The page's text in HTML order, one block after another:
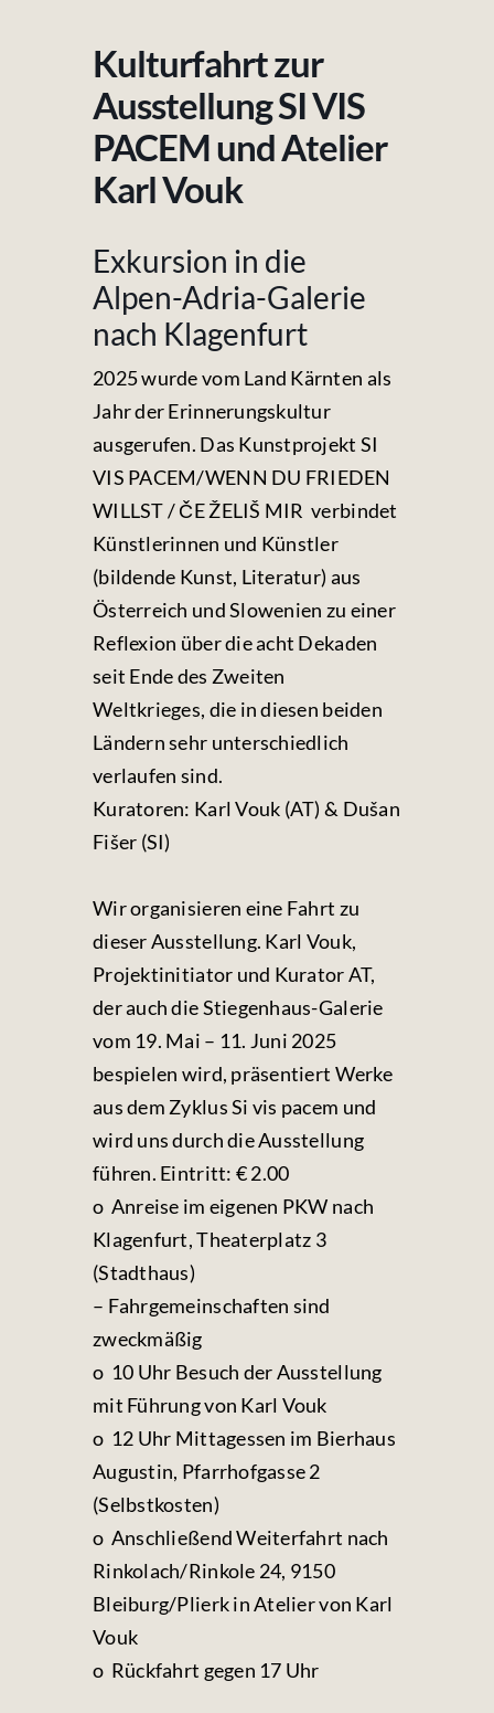
Kulturfahrt zur
Ausstellung SI VIS
PACEM und Atelier
Karl Vouk
Exkursion in die
Alpen-Adria-Galerie
nach Klagenfurt
2025 wurde vom Land Kärnten als
Jahr der Erinnerungskultur
ausgerufen. Das Kunstprojekt SI
VIS PACEM/WENN DU FRIEDEN
WILLST / ČE ŽELIŠ MIR verbindet
Künstlerinnen und Künstler
(bildende Kunst, Literatur) aus
Österreich und Slowenien zu einer
Reflexion über die acht Dekaden
seit Ende des Zweiten
Weltkrieges, die in diesen beiden
Ländern sehr unterschiedlich
verlaufen sind.
Kuratoren: Karl Vouk (AT) & Dušan
Fišer (SI)
Wir organisieren eine Fahrt zu
dieser Ausstellung. Karl Vouk,
Projektinitiator und Kurator AT,
der auch die Stiegenhaus-Galerie
vom 19. Mai – 11. Juni 2025
bespielen wird, präsentiert Werke
aus dem ZyklusSi vis pacem und
wird uns durch die Ausstellung
führen. Eintritt: € 2.00
o Anreise im eigenen PKW nach
Klagenfurt, Theaterplatz 3
(Stadthaus)
– Fahrgemeinschaften sind
zweckmäßig
o 10 Uhr Besuch der Ausstellung
mit Führung von Karl Vouk
o 12 Uhr Mittagessen im Bierhaus
Augustin, Pfarrhofgasse 2
(Selbstkosten)
o Anschließend Weiterfahrt nach
Rinkolach/Rinkole 24, 9150
Bleiburg/Plierk in Atelier von Karl
Vouk
o Rückfahrt gegen 17 Uhr